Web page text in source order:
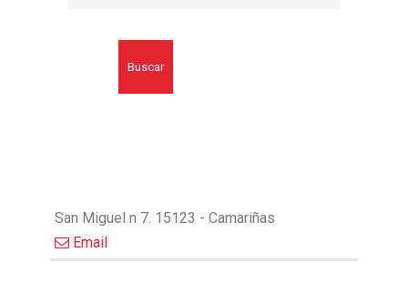
Buscar
San Miguel n 7. 15123 - Camariñas
Email